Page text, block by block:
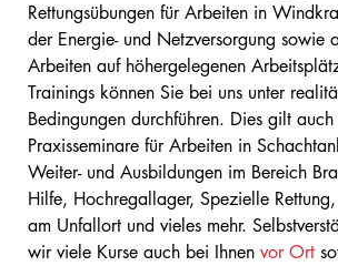
Rettungsübungen für Arbeiten in
der Energie- und Netzversorgung sowie
Arbeiten auf höhergelegenen
Trainings können Sie bei uns unter
Bedingungen durchführen. Dies gilt auch
Praxisseminare für Arbeiten in
Weiter- und Ausbildungen im Bereich
Hilfe, Hochregallager, Spezielle Rettung,
am Unfallort und vieles mehr.
wir viele Kurse auch bei Ihnen vor Ort